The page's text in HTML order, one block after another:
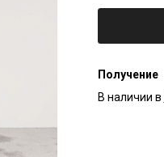
Получение
В наличии в